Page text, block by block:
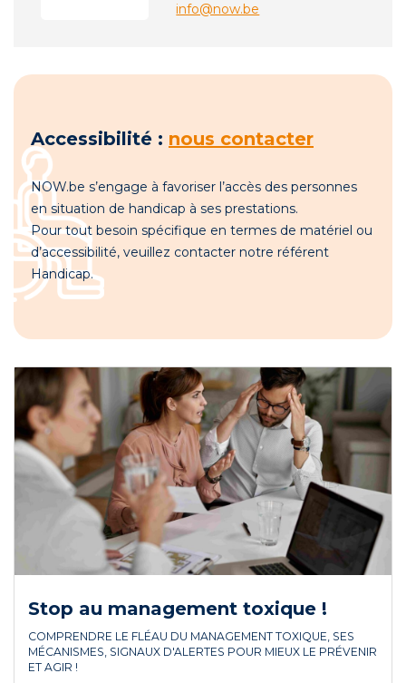
info@now.be
Accessibilité : nous contacter
NOW.be s’engage à favoriser l’accès des personnes
en situation de handicap à ses prestations.
Pour tout besoin spécifique en termes de matériel ou
d’accessibilité, veuillez contacter notre référent
Handicap.
Stop au management toxique !
COMPRENDRE LE FLÉAU DU MANAGEMENT TOXIQUE, SES
MÉCANISMES, SIGNAUX D'ALERTES POUR MIEUX LE PRÉVENIR
ET AGIR !